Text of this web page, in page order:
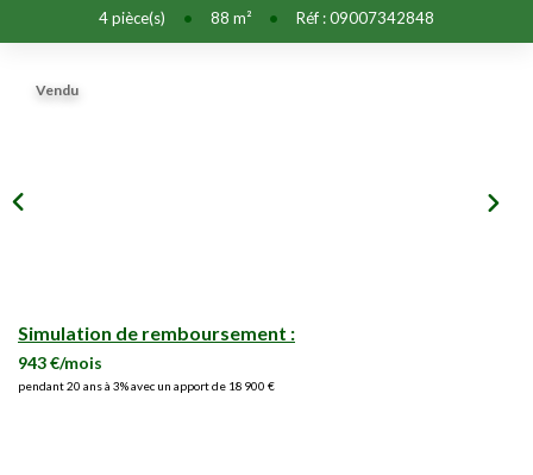
NOUS REJOINDRE
4pièce(s) • 88 m² • Réf : 09007342848
Vendu
Simulation de remboursement :
943 €/mois
pendant 20 ans à 3% avec un apport de 18 900 €